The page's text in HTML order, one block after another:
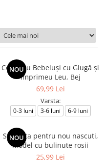
NOU
Compleu Bebeluşi cu Glugă şi
Imprimeu Leu, Bej
69,99 Lei
Varsta:
0-3 luni 3-6 luni 6-9 luni
NOU
Salopeta pentru nou nascuti,
model cu bulinute rosii
25,99 Lei